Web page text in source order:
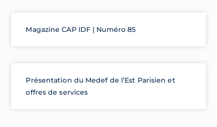
Magazine CAP IDF | Numéro 85
Présentation du Medef de l’Est Parisien et
offres de services